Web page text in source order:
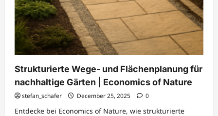
Strukturierte Wege- und Flächenplanung für
nachhaltige Gärten | Economics of Nature
stefan_schafer December 25, 2025 0
Entdecke bei Economics of Nature, wie strukturierte